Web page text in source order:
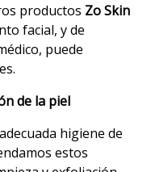
productos Zo Skin
facial, y de
puede
de la piel
higiene de
estos